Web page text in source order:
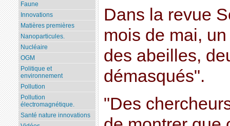
Dans la revue
mois de mai,
des abeilles,
démasqués".
"Des
Faune
Innovations
Matières premières
Nanoparticules.
Nucléaire
OGM
Politique et
environnement
Pollution
Pollution
électromagnétique.
Santé nature innovations